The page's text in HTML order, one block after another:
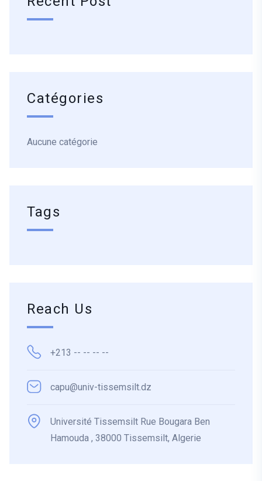
Catégories
Aucune catégorie
Tags
Reach Us
+213 -- -- -- --
capu@univ-tissemsilt.dz
Université Tissemsilt Rue Bougara Ben
Hamouda , 38000 Tissemsilt, Algerie